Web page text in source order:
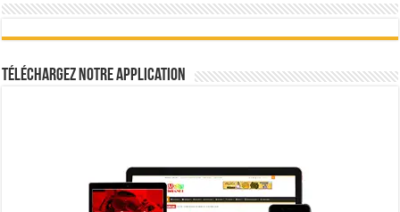
Téléchargez notre Application